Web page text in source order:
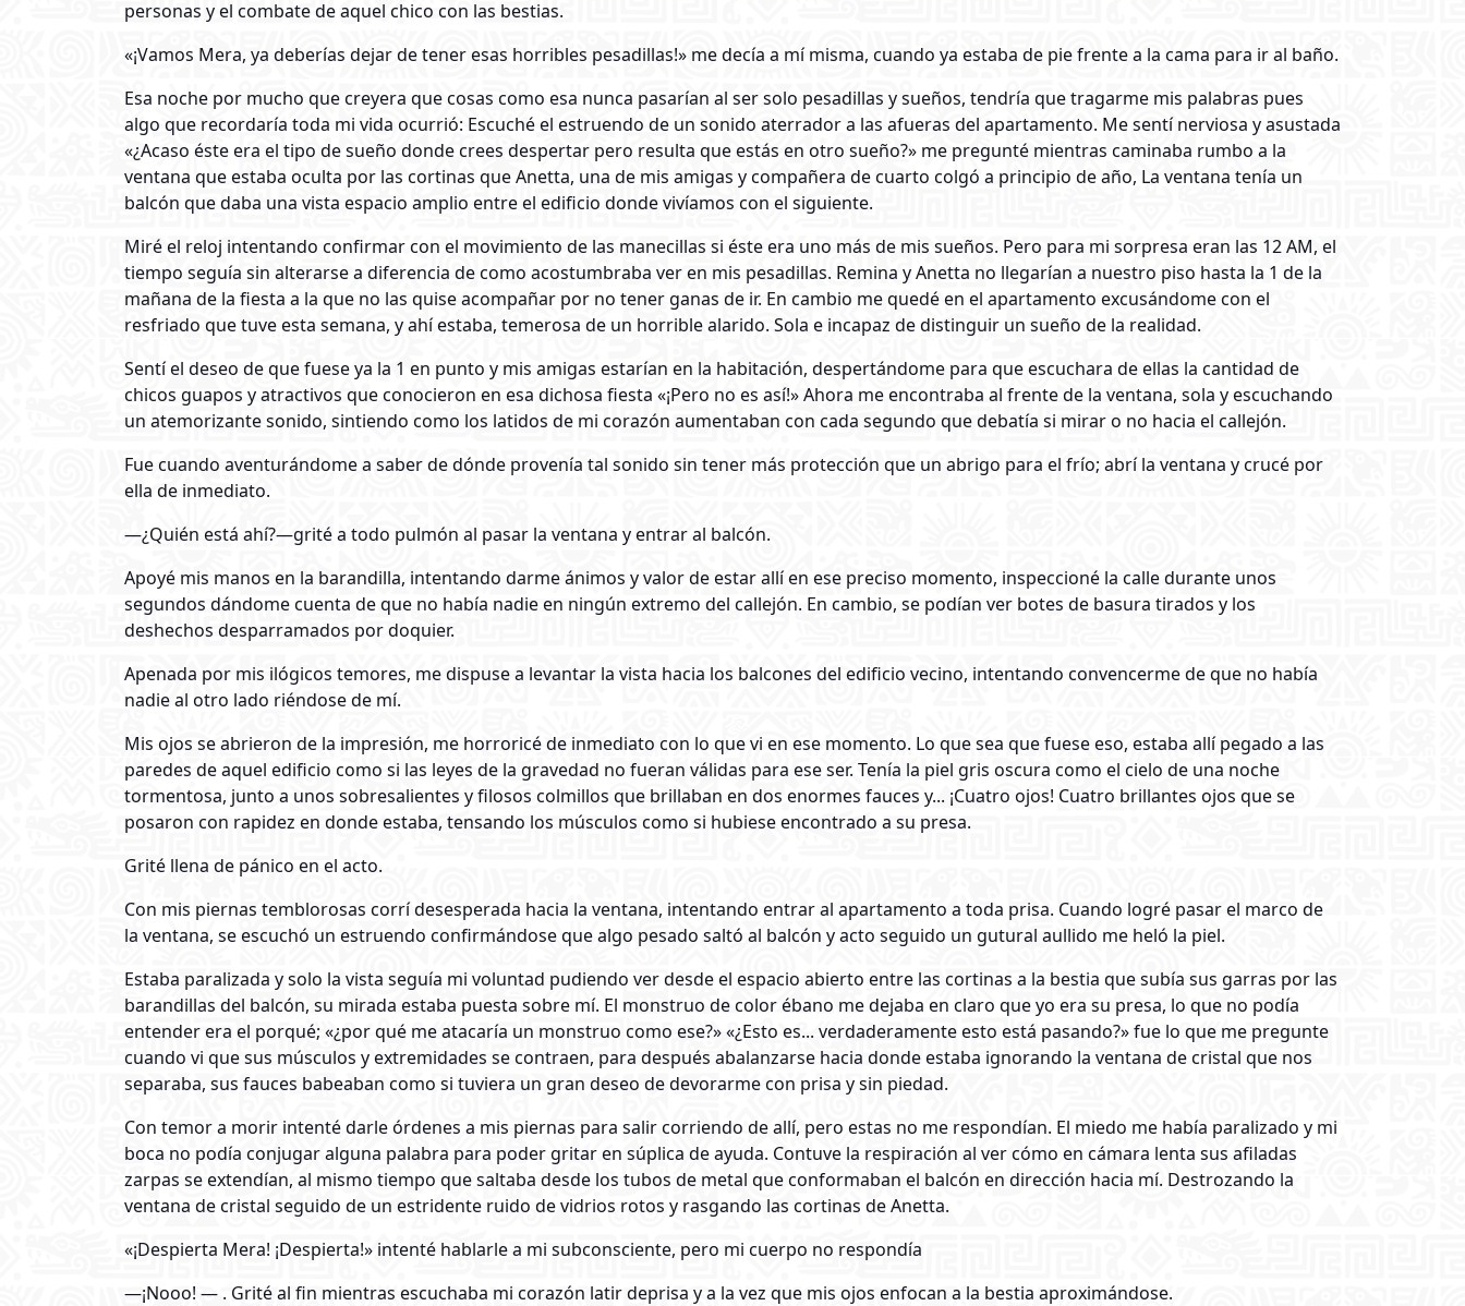
personas y el combate de aquel chico con las bestias.
«¡Vamos Mera, ya deberías dejar de tener esas horribles pesadillas!» me decía a mí misma, cuando ya estaba de pie frente a la cama para ir al baño.
Esa noche por mucho que creyera que cosas como esa nunca pasarían al ser solo pesadillas y sueños, tendría que tragarme mis palabras pues
algo que recordaría toda mi vida ocurrió: Escuché el estruendo de un sonido aterrador a las afueras del apartamento. Me sentí nerviosa y asustada
«¿Acaso éste era el tipo de sueño donde crees despertar pero resulta que estás en otro sueño?» me pregunté mientras caminaba rumbo a la
ventana que estaba oculta por las cortinas que Anetta, una de mis amigas y compañera de cuarto colgó a principio de año, La ventana tenía un
balcón que daba una vista espacio amplio entre el edificio donde vivíamos con el siguiente.
Miré el reloj intentando confirmar con el movimiento de las manecillas si éste era uno más de mis sueños. Pero para mi sorpresa eran las 12 AM, el
tiempo seguía sin alterarse a diferencia de como acostumbraba ver en mis pesadillas. Remina y Anetta no llegarían a nuestro piso hasta la 1 de la
mañana de la fiesta a la que no las quise acompañar por no tener ganas de ir. En cambio me quedé en el apartamento excusándome con el
resfriado que tuve esta semana, y ahí estaba, temerosa de un horrible alarido. Sola e incapaz de distinguir un sueño de la realidad.
Sentí el deseo de que fuese ya la 1 en punto y mis amigas estarían en la habitación, despertándome para que escuchara de ellas la cantidad de
chicos guapos y atractivos que conocieron en esa dichosa fiesta «¡Pero no es así!» Ahora me encontraba al frente de la ventana, sola y escuchando
un atemorizante sonido, sintiendo como los latidos de mi corazón aumentaban con cada segundo que debatía si mirar o no hacia el callejón.
Fue cuando aventurándome a saber de dónde provenía tal sonido sin tener más protección que un abrigo para el frío; abrí la ventana y crucé por
ella de inmediato.
—¿Quién está ahí?—grité a todo pulmón al pasar la ventana y entrar al balcón.
Apoyé mis manos en la barandilla, intentando darme ánimos y valor de estar allí en ese preciso momento, inspeccioné la calle durante unos
segundos dándome cuenta de que no había nadie en ningún extremo del callejón. En cambio, se podían ver botes de basura tirados y los
deshechos desparramados por doquier.
Apenada por mis ilógicos temores, me dispuse a levantar la vista hacia los balcones del edificio vecino, intentando convencerme de que no había
nadie al otro lado riéndose de mí.
Mis ojos se abrieron de la impresión, me horroricé de inmediato con lo que vi en ese momento. Lo que sea que fuese eso, estaba allí pegado a las
paredes de aquel edificio como si las leyes de la gravedad no fueran válidas para ese ser. Tenía la piel gris oscura como el cielo de una noche
tormentosa, junto a unos sobresalientes y filosos colmillos que brillaban en dos enormes fauces y... ¡Cuatro ojos! Cuatro brillantes ojos que se
posaron con rapidez en donde estaba, tensando los músculos como si hubiese encontrado a su presa.
Grité llena de pánico en el acto.
Con mis piernas temblorosas corrí desesperada hacia la ventana, intentando entrar al apartamento a toda prisa. Cuando logré pasar el marco de
la ventana, se escuchó un estruendo confirmándose que algo pesado saltó al balcón y acto seguido un gutural aullido me heló la piel.
Estaba paralizada y solo la vista seguía mi voluntad pudiendo ver desde el espacio abierto entre las cortinas a la bestia que subía sus garras por las
barandillas del balcón, su mirada estaba puesta sobre mí. El monstruo de color ébano me dejaba en claro que yo era su presa, lo que no podía
entender era el porqué; «¿por qué me atacaría un monstruo como ese?» «¿Esto es... verdaderamente esto está pasando?» fue lo que me pregunte
cuando vi que sus músculos y extremidades se contraen, para después abalanzarse hacia donde estaba ignorando la ventana de cristal que nos
separaba, sus fauces babeaban como si tuviera un gran deseo de devorarme con prisa y sin piedad.
Con temor a morir intenté darle órdenes a mis piernas para salir corriendo de allí, pero estas no me respondían. El miedo me había paralizado y mi
boca no podía conjugar alguna palabra para poder gritar en súplica de ayuda. Contuve la respiración al ver cómo en cámara lenta sus afiladas
zarpas se extendían, al mismo tiempo que saltaba desde los tubos de metal que conformaban el balcón en dirección hacia mí. Destrozando la
ventana de cristal seguido de un estridente ruido de vidrios rotos y rasgando las cortinas de Anetta.
«¡Despierta Mera! ¡Despierta!» intenté hablarle a mi subconsciente, pero mi cuerpo no respondía
—¡Nooo! — . Grité al fin mientras escuchaba mi corazón latir deprisa y a la vez que mis ojos enfocan a la bestia aproximándose.